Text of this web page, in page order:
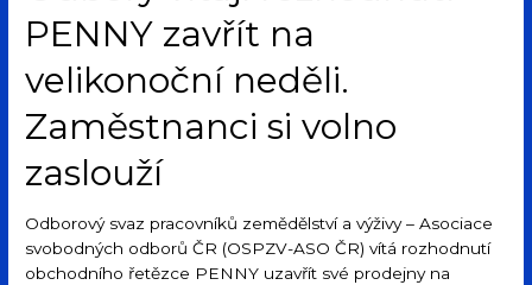
PENNY zavřít na
velikonoční neděli.
Zaměstnanci si volno
zaslouží
Odborový svaz pracovníků zemědělství a výživy – Asociace
svobodných odborů ČR (OSPZV-ASO ČR) vítá rozhodnutí
obchodního řetězce PENNY uzavřít své prodejny na